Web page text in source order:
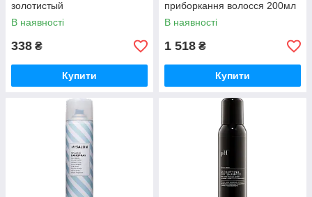
золотистый
В наявності
338 ₴
Купити
приборкання волосся 200мл
В наявності
1 518 ₴
Купити